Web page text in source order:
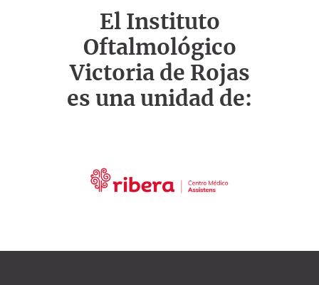
El Instituto
Oftalmológico
Victoria de Rojas
es una unidad de: